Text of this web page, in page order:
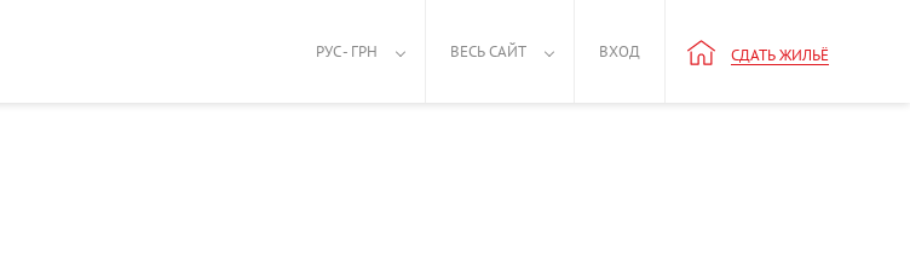
РУС - ГРН ВЕСЬ САЙТ ВХОД СДАТЬ ЖИЛЬЁ